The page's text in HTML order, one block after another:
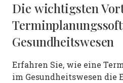
Die wichtigsten
Gesundheitswesen
Erfahren Sie, wie eine
im Gesundheitswesen die